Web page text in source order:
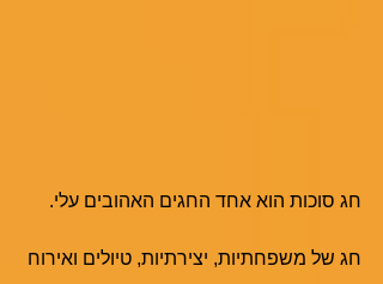
חג סוכות הוא אחד החגים האהובים עלי.
חג של משפחתיות, יצירתיות, טיולים ואירוח